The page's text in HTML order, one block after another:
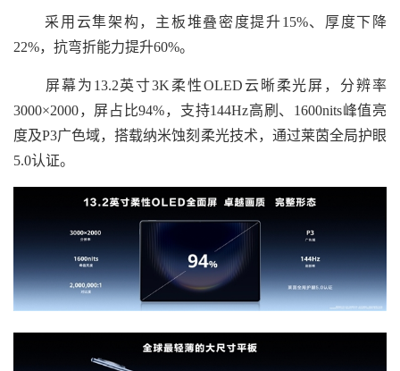
采用云隼架构，主板堆叠密度提升15%、厚度下降
22%，抗弯折能力提升60%。
屏幕为13.2英寸3K柔性OLED云晰柔光屏，分辨率
3000×2000，屏占比94%，支持144Hz高刷、1600nits峰值亮
度及P3广色域，搭载纳米蚀刻柔光技术，通过莱茵全局护眼
5.0认证。